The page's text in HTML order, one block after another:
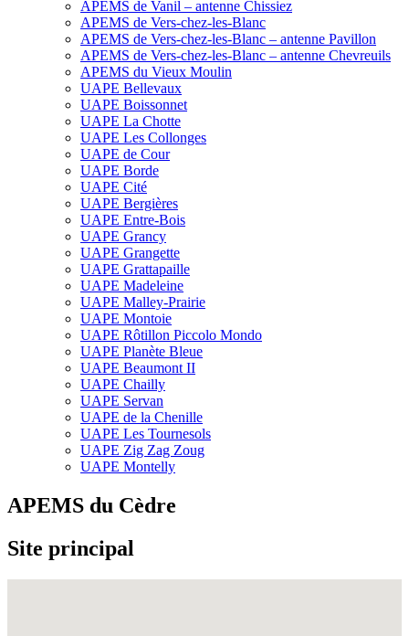
APEMS de Vanil – antenne Chissiez
APEMS de Vers-chez-les-Blanc
APEMS de Vers-chez-les-Blanc – antenne Pavillon
APEMS de Vers-chez-les-Blanc – antenne Chevreuils
APEMS du Vieux Moulin
UAPE Bellevaux
UAPE Boissonnet
UAPE La Chotte
UAPE Les Collonges
UAPE de Cour
UAPE Borde
UAPE Cité
UAPE Bergières
UAPE Entre-Bois
UAPE Grancy
UAPE Grangette
UAPE Grattapaille
UAPE Madeleine
UAPE Malley-Prairie
UAPE Montoie
UAPE Rôtillon Piccolo Mondo
UAPE Planète Bleue
UAPE Beaumont II
UAPE Chailly
UAPE Servan
UAPE de la Chenille
UAPE Les Tournesols
UAPE Zig Zag Zoug
UAPE Montelly
APEMS du Cèdre
Site principal